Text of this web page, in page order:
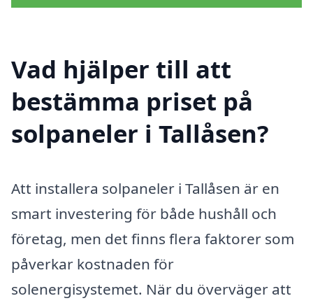
Vad hjälper till att
bestämma priset på
solpaneler i Tallåsen?
Att installera solpaneler i Tallåsen är en
smart investering för både hushåll och
företag, men det finns flera faktorer som
påverkar kostnaden för
solenergisystemet. När du överväger att